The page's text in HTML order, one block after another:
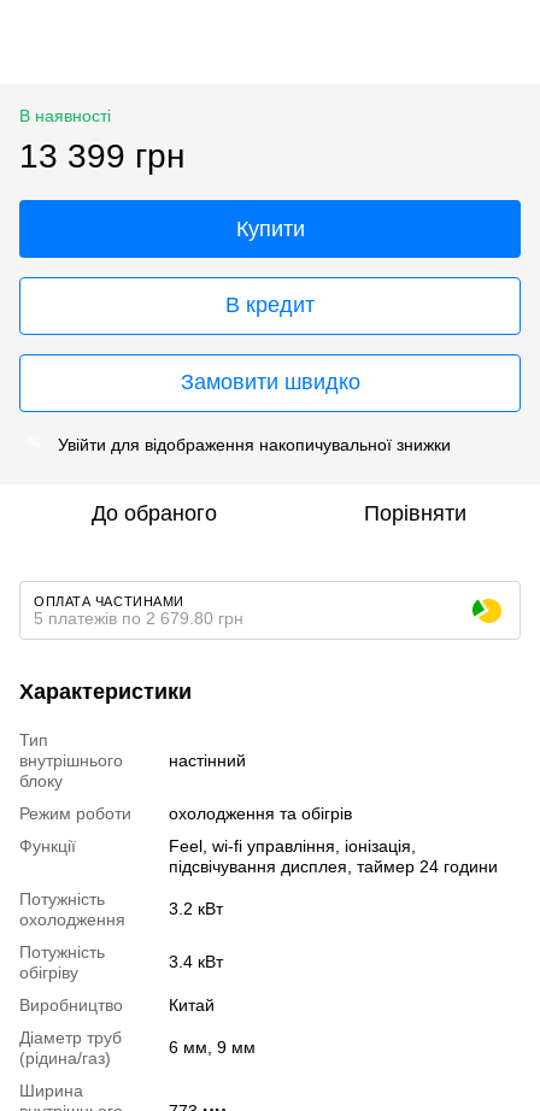
В наявності
13 399 грн
Купити
В кредит
Замовити швидко
Увійти для відображення накопичувальної знижки
До обраного Порівняти
ОПЛАТА ЧАСТИНАМИ
5 платежів по 2 679.80 грн
Характеристики
Тип
внутрішнього
блоку
настінний
Режим роботи
охолодження та обігрів
Функції
Feel, wi-fi управління, іонізація,
підсвічування дисплея, таймер 24 години
Потужність
охолодження
3.2 кВт
Потужність
обігріву
3.4 кВт
Виробництво
Китай
Діаметр труб
(рідина/газ)
6 мм, 9 мм
Ширина